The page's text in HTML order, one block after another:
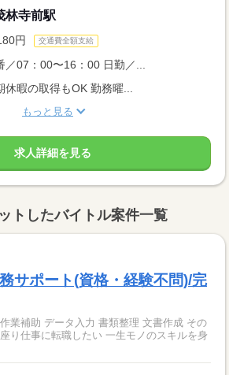
林寺前駅
円 交通費全額支給
／07：00〜16：00 日勤／...
暇の取得もOK 勤務曜...
もっと見る
求人詳細を見る
トしたバイトル案件一覧
サポート(資格・経験不問)/完
業補助 データ入力 書類整理 文書作成 その
り仕事に転職したい 一生モノのスキルを身